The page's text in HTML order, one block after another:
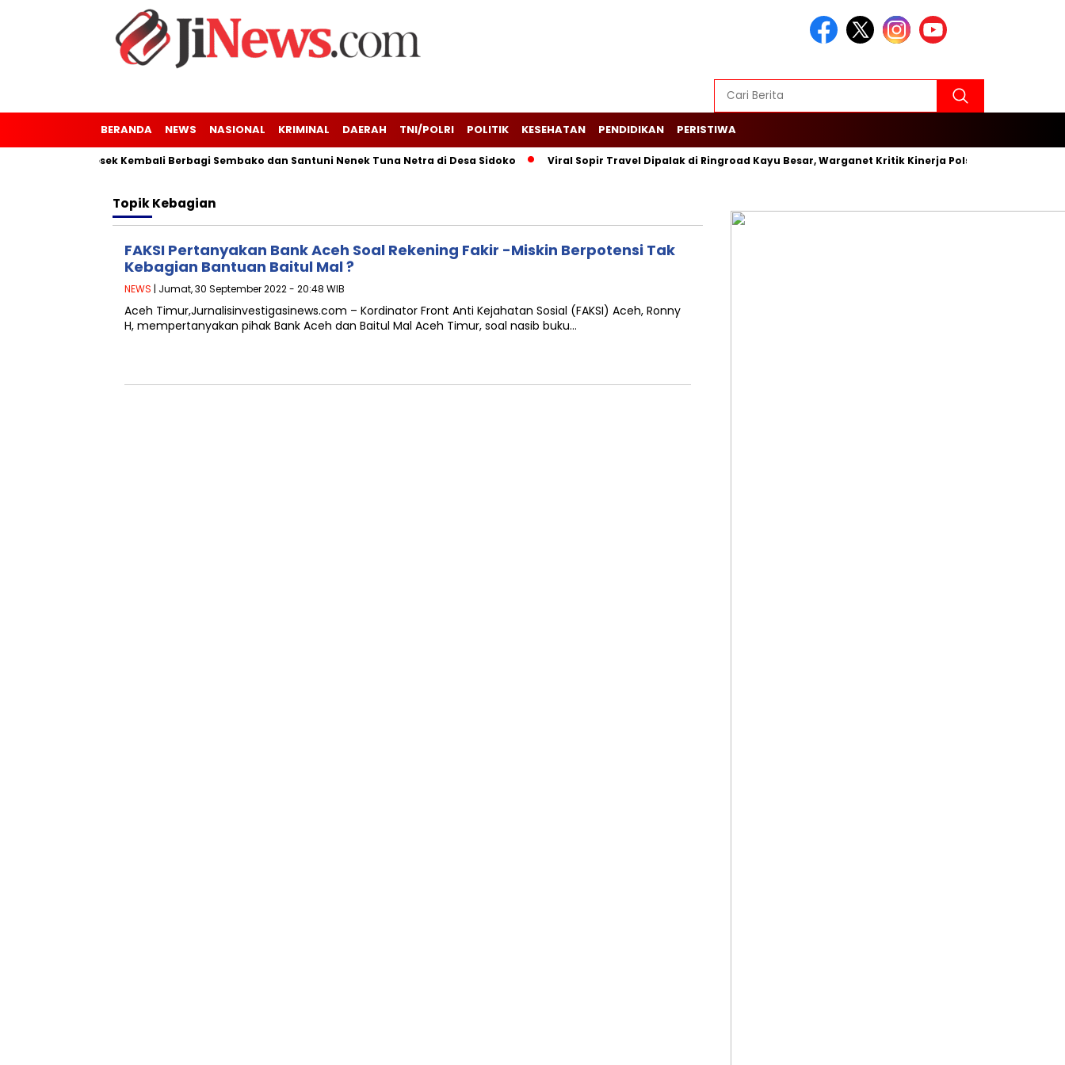
BERANDA NEWS NASIONAL KRIMINAL DAERAH TNI/POLRI POLITIK KESEHATAN PENDIDIKAN PERISTIWA
Kaler-Kresek Kembali Berbagi Sembako dan Santuni Nenek Tuna Netra di Desa Sidoko Viral Sopir Travel Dipalak di Ringroad Kayu Besar, Warganet Kritik Kinerja Polsek Cengkareng
TopikKebagian
FAKSI Pertanyakan Bank Aceh Soal Rekening Fakir -Miskin Berpotensi Tak
Kebagian Bantuan Baitul Mal ?
NEWS | Jumat, 30 September 2022 - 20:48 WIB
Aceh Timur,Jurnalisinvestigasinews.com – Kordinator Front Anti Kejahatan Sosial (FAKSI) Aceh, Ronny
H, mempertanyakan pihak Bank Aceh dan Baitul Mal Aceh Timur, soal nasib buku…